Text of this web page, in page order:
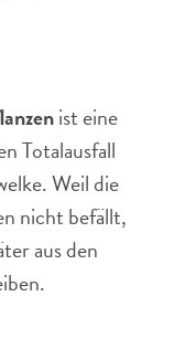
ist eine
Totalausfall
Weil die
nicht befällt,
aus den